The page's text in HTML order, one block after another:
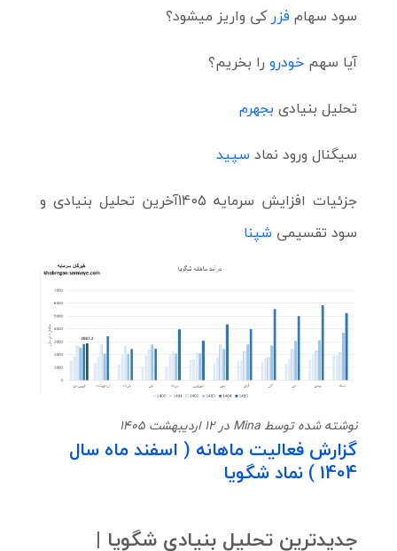
سود سهام فزرکی واریز میشود؟
آیا سهم خودرو را بخریم؟
تحلیل بنیادی بجهرم
سیگنال ورود نماد سپید
جزئیات افزایش سرمایه 1405
آخرین تحلیل بنیادی و
سود تقسیمی شپنا
نوشته شده توسط Mina در 12 اردیبهشت 1405
گزارش فعالیت ماهانه ( اسفند ماه سال
1404 ) نماد شگویا
جدیدترین تحلیل بنیادی شگویا |